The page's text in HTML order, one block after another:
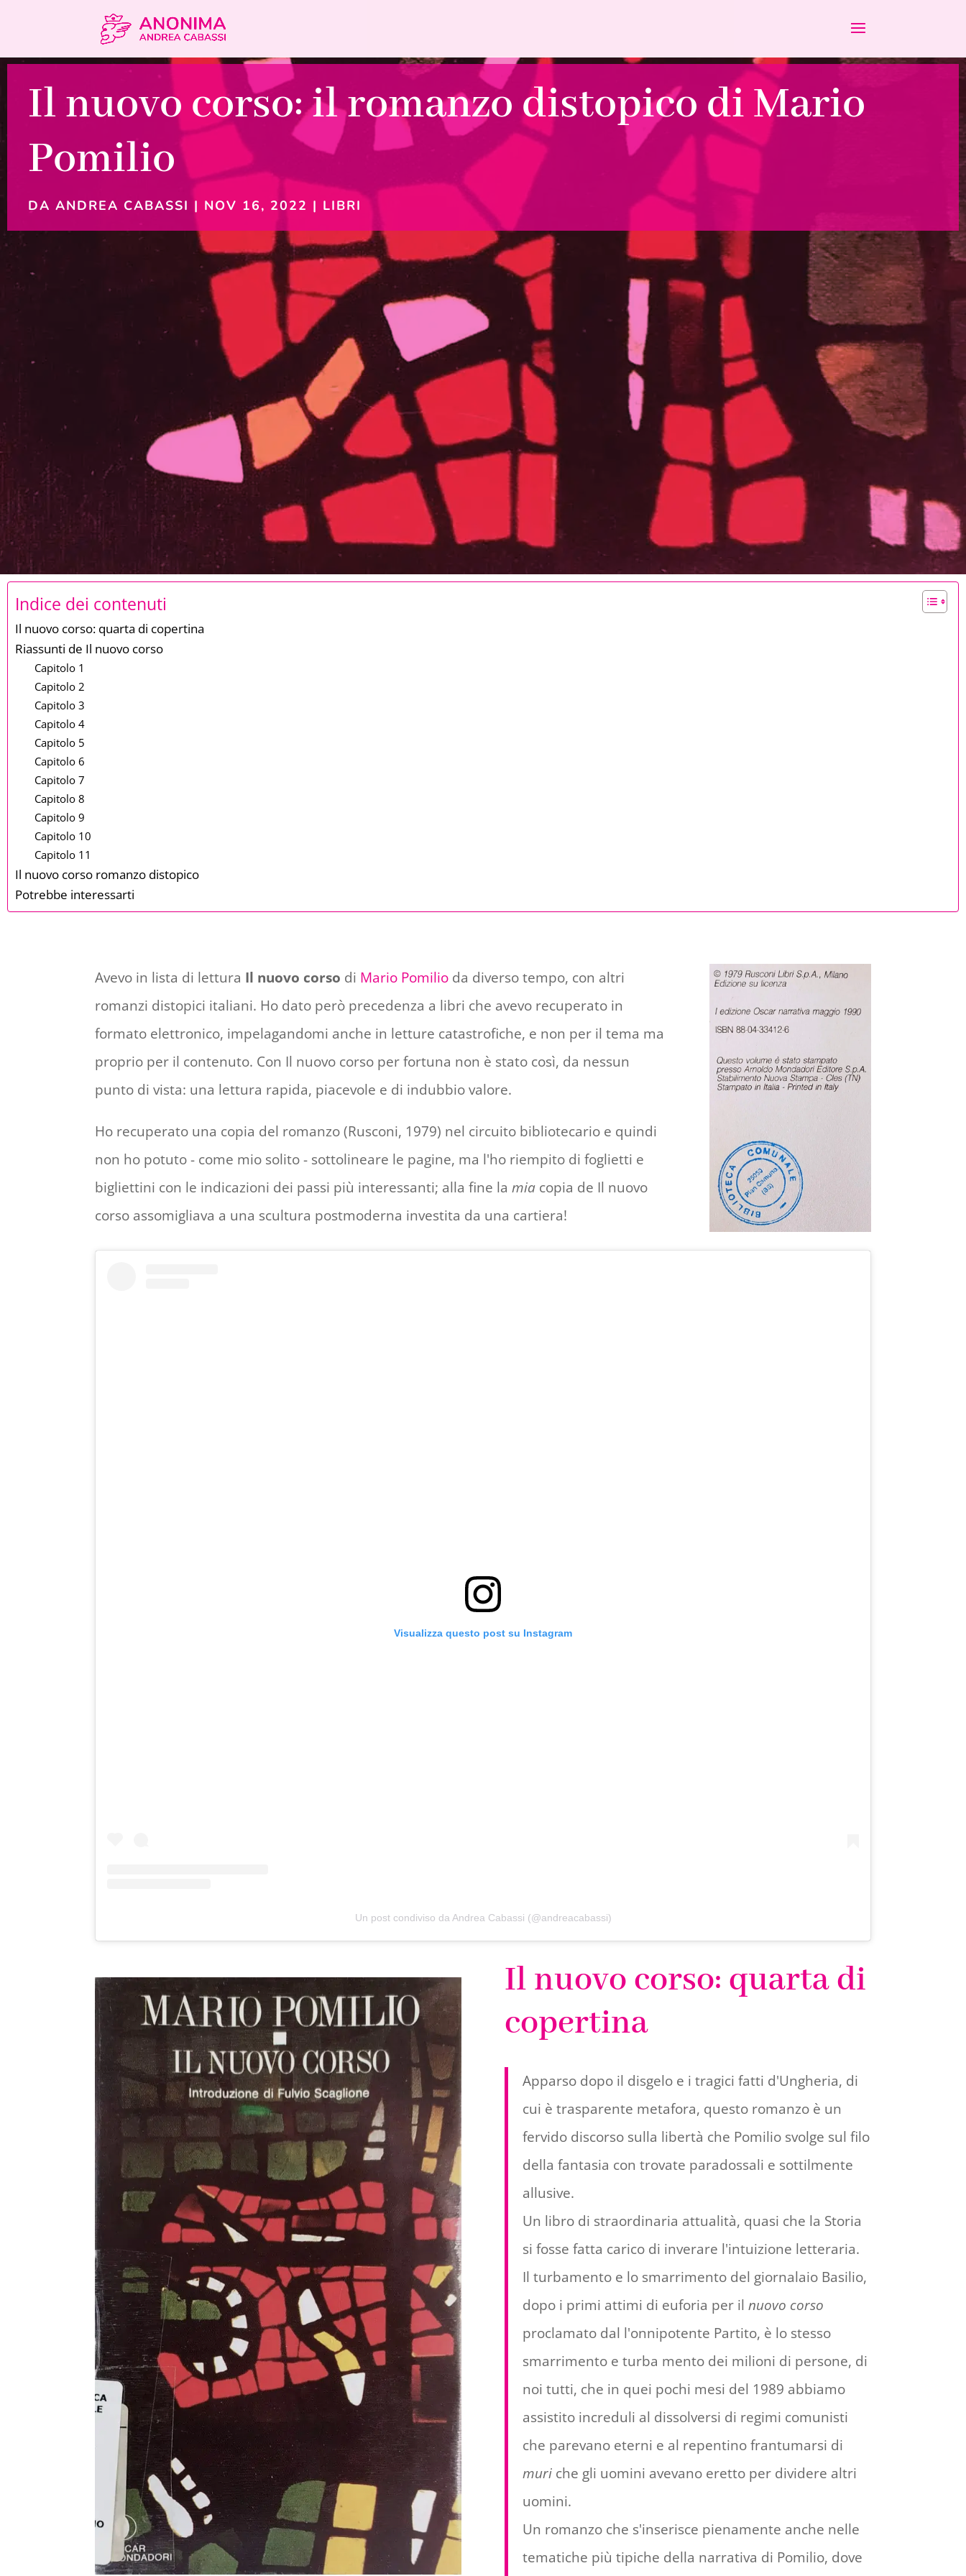
Il nuovo corso: il romanzo distopico di Mario
Pomilio
DA ANDREA CABASSI | NOV 16, 2022 | LIBRI
Indice dei contenuti
Il nuovo corso: quarta di copertina
Riassunti de Il nuovo corso
Capitolo 1
Capitolo 2
Capitolo 3
Capitolo 4
Capitolo 5
Capitolo 6
Capitolo 7
Capitolo 8
Capitolo 9
Capitolo 10
Capitolo 11
Il nuovo corso romanzo distopico
Potrebbe interessarti
Avevo in lista di lettura Il nuovo corso di Mario Pomilio da diverso tempo, con altri
romanzi distopici italiani. Ho dato però precedenza a libri che avevo recuperato in
formato elettronico, impelagandomi anche in letture catastrofiche, e non per il tema ma
proprio per il contenuto. Con Il nuovo corso per fortuna non è stato così, da nessun
punto di vista: una lettura rapida, piacevole e di indubbio valore.
Ho recuperato una copia del romanzo (Rusconi, 1979) nel circuito bibliotecario e quindi
non ho potuto - come mio solito - sottolineare le pagine, ma l'ho riempito di foglietti e
bigliettini con le indicazioni dei passi più interessanti; alla fine la mia copia de Il nuovo
corso assomigliava a una scultura postmoderna investita da una cartiera!
Visualizza questo post su Instagram
Un post condiviso da Andrea Cabassi (@andreacabassi)
Il nuovo corso: quarta di
copertina
Apparso dopo il disgelo e i tragici fatti d'Ungheria, di
cui è trasparente metafora, questo romanzo è un
fervido discorso sulla libertà che Pomilio svolge sul filo
della fantasia con trovate paradossali e sottilmente
allusive.
Un libro di straordinaria attualità, quasi che la Storia
si fosse fatta carico di inverare l'intuizione letteraria.
Il turbamento e lo smarrimento del giornalaio Basilio,
dopo i primi attimi di euforia per il nuovo corso
proclamato dal l'onnipotente Partito, è lo stesso
smarrimento e turba mento dei milioni di persone, di
noi tutti, che in quei pochi mesi del 1989 abbiamo
assistito increduli al dissolversi di regimi comunisti
che parevano eterni e al repentino frantumarsi di
muriche gli uomini avevano eretto per dividere altri
uomini.
Un romanzo che s'inserisce pienamente anche nelle
tematiche più tipiche della narrativa di Pomilio, dove